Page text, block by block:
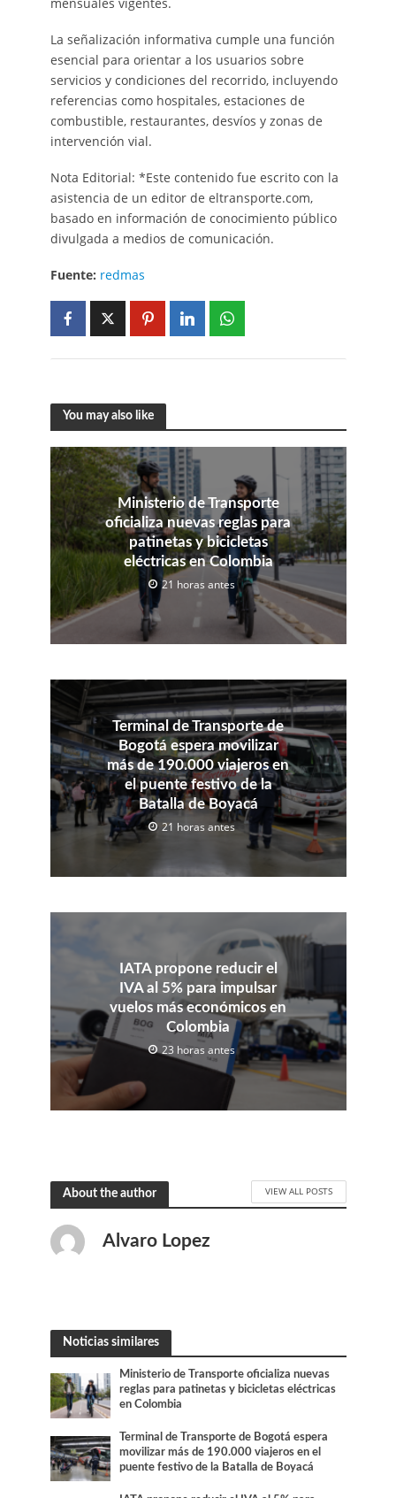
La señalización informativa cumple una función
esencial para orientar a los usuarios sobre
servicios y condiciones del recorrido, incluyendo
referencias como hospitales, estaciones de
combustible, restaurantes, desvíos y zonas de
intervención vial.
Nota Editorial: *Este contenido fue escrito con la
asistencia de un editor de eltransporte.com,
basado en información de conocimiento público
divulgada a medios de comunicación.
Fuente: redmas
You may also like
Ministerio de Transporte
oficializa nuevas reglas para
patinetas y bicicletas
eléctricas en Colombia
21 horas antes
Terminal de Transporte de
Bogotá espera movilizar
más de 190.000 viajeros en
el puente festivo de la
Batalla de Boyacá
21 horas antes
IATA propone reducir el
IVA al 5% para impulsar
vuelos más económicos en
Colombia
23 horas antes
About the author VIEW ALL POSTS
Alvaro Lopez
Noticias similares
Ministerio de Transporte oficializa nuevas
reglas para patinetas y bicicletas eléctricas
en Colombia
Terminal de Transporte de Bogotá espera
movilizar más de 190.000 viajeros en el
puente festivo de la Batalla de Boyacá